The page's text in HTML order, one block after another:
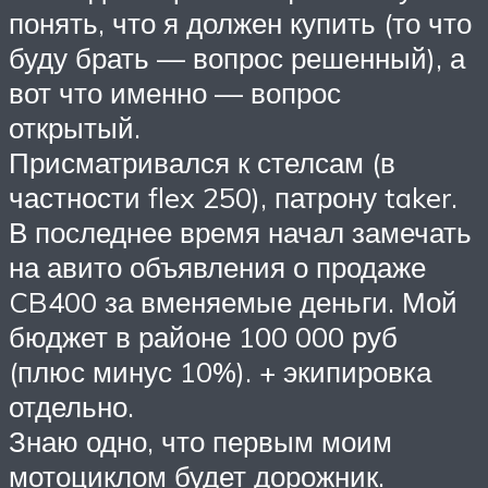
понять, что я должен купить (то что
буду брать — вопрос решенный), а
вот что именно — вопрос
открытый.
Присматривался к стелсам (в
частности flex 250), патрону taker.
В последнее время начал замечать
на авито объявления о продаже
CB400 за вменяемые деньги. Мой
бюджет в районе 100 000 руб
(плюс минус 10%). + экипировка
отдельно.
Знаю одно, что первым моим
мотоциклом будет дорожник.